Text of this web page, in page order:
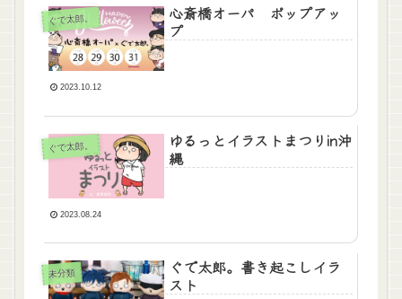
ぐで太郎。
心斎橋オーパ ポップアッ
プ
2023.10.12
ぐで太郎。
ゆるっとイラストまつりin沖
縄
2023.08.24
未分類
ぐで太郎。書き起こしイラ
スト